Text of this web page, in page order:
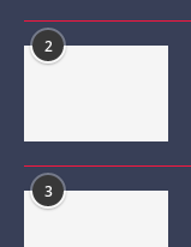
2
3